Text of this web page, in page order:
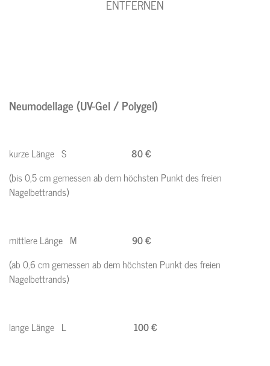
ENTFERNEN
Neumodellage (UV-Gel / Polygel)
kurze Länge S 80 €
(bis 0,5 cm gemessen ab dem höchsten Punkt des freien
Nagelbettrands)
mittlere Länge M 90 €
(ab 0,6 cm gemessen ab dem höchsten Punkt des freien
Nagelbettrands)
lange Länge L 100 €